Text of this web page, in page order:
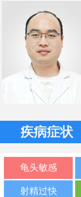
疾病症状
龟头敏感
射精过快